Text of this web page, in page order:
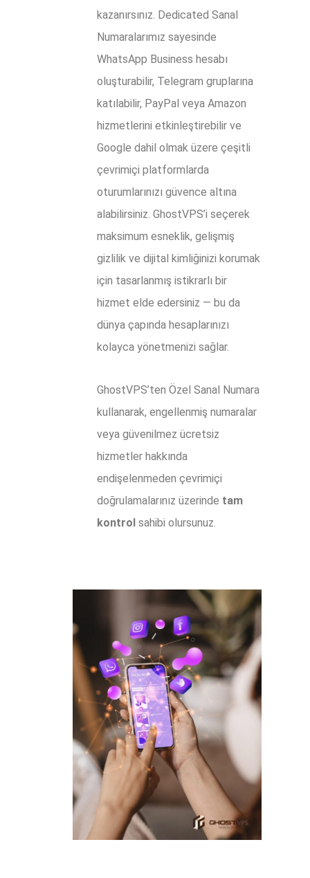
kazanırsınız. Dedicated Sanal
Numaralarımız sayesinde
WhatsApp Business hesabı
oluşturabilir, Telegram gruplarına
katılabilir, PayPal veya Amazon
hizmetlerini etkinleştirebilir ve
Google dahil olmak üzere çeşitli
çevrimiçi platformlarda
oturumlarınızı güvence altına
alabilirsiniz. GhostVPS’i seçerek
maksimum esneklik, gelişmiş
gizlilik ve dijital kimliğinizi korumak
için tasarlanmış istikrarlı bir
hizmet elde edersiniz — bu da
dünya çapında hesaplarınızı
kolayca yönetmenizi sağlar.
GhostVPS’ten Özel Sanal Numara
kullanarak, engellenmiş numaralar
veya güvenilmez ücretsiz
hizmetler hakkında
endişelenmeden çevrimiçi
doğrulamalarınız üzerinde tam
kontrol sahibi olursunuz.